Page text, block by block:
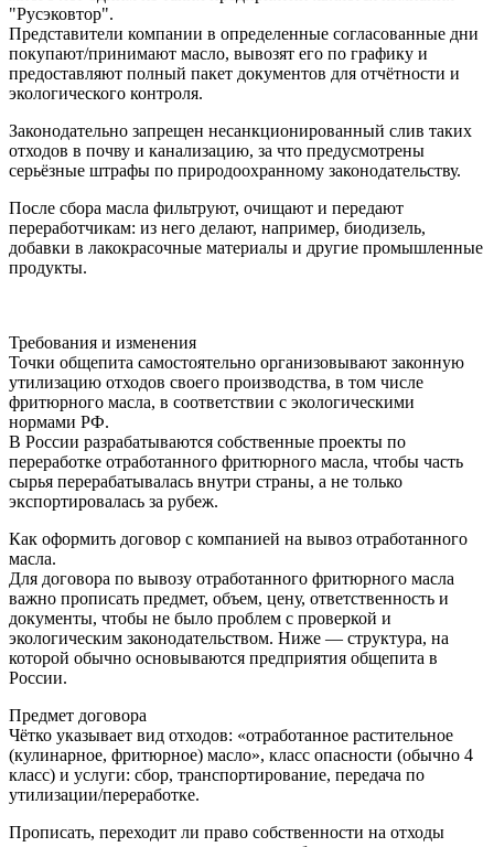
"Русэковтор".
Представители компании в определенные согласованные дни
покупают/принимают масло, вывозят его по графику и
предоставляют полный пакет документов для отчётности и
экологического контроля.​
Законодательно запрещен несанкционированный слив таких
отходов в почву и канализацию, за что предусмотрены
серьёзные штрафы по природоохранному законодательству.​
После сбора масла фильтруют, очищают и передают
переработчикам: из него делают, например, биодизель,
добавки в лакокрасочные материалы и другие промышленные
продукты.​
Требования и изменения
Точки общепита самостоятельно организовывают законную
утилизацию отходов своего производства, в том числе
фритюрного масла, в соответствии с экологическими
нормами РФ.​
В России разрабатываются собственные проекты по
переработке отработанного фритюрного масла, чтобы часть
сырья перерабатывалась внутри страны, а не только
экспортировалась за рубеж.​
Как оформить договор с компанией на вывоз отработанного
масла.
Для договора по вывозу отработанного фритюрного масла
важно прописать предмет, объем, цену, ответственность и
документы, чтобы не было проблем с проверкой и
экологическим законодательством. Ниже — структура, на
которой обычно основываются предприятия общепита в
России.​
Предмет договора
Чётко указывает вид отходов: «отработанное растительное
(кулинарное, фритюрное) масло», класс опасности (обычно 4
класс) и услуги: сбор, транспортирование, передача по
утилизации/переработке.​
Прописать, переходит ли право собственности на отходы